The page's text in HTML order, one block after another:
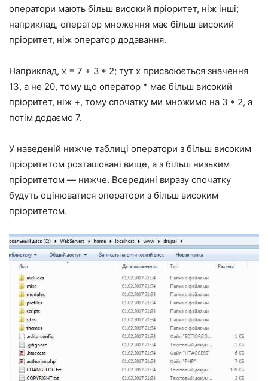
оператори мають більш високий пріоритет, ніж інші;
наприклад, оператор множення має більш високий
пріоритет, ніж оператор додавання.
Наприклад, x = 7 + 3 * 2; тут x присвоюється значення
13, а не 20, тому що оператор * має більш високий
пріоритет, ніж +, тому спочатку ми множимо на 3 * 2, а
потім додаємо 7.
У наведеній нижче таблиці оператори з більш високим
пріоритетом розташовані вище, а з більш низьким
пріоритетом — нижче. Всередині виразу спочатку
будуть оцінюватися оператори з більш високим
пріоритетом.